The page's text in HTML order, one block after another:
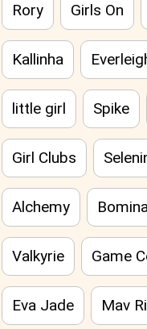
Rory Girls On
Kallinha
little girl Spike
Girl Clubs
Alchemy
Valkyrie Game
Eva Jade Mav